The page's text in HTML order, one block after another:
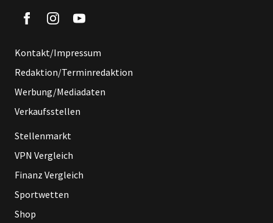
Kontakt/Impressum
Redaktion/Terminredaktion
Werbung/Mediadaten
Verkaufsstellen
Stellenmarkt
VPN Vergleich
Finanz Vergleich
Sportwetten
Shop